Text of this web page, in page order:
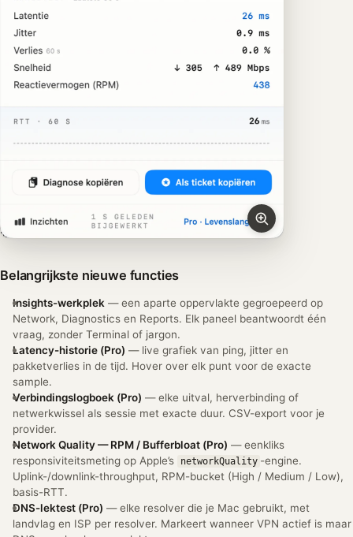
Belangrijkste nieuwe functies
Insights-werkplek — een aparte oppervlakte gegroepeerd op
Network, Diagnostics en Reports. Elk paneel beantwoordt één
vraag, zonder Terminal of jargon.
Latency-historie (Pro) — live grafiek van ping, jitter en
pakketverlies in de tijd. Hover over elk punt voor de exacte
sample.
Verbindingslogboek (Pro) — elke uitval, herverbinding of
netwerkwissel als sessie met exacte duur. CSV-export voor je
provider.
Network Quality — RPM / Bufferbloat (Pro) — eenkliks
responsiviteitsmeting op Apple’s
networkQuality -engine.
Uplink-/downlink-throughput, RPM-bucket (High / Medium / Low),
basis-RTT.
DNS-lektest (Pro) — elke resolver die je Mac gebruikt, met
landvlag en ISP per resolver. Markeert wanneer VPN actief is maar